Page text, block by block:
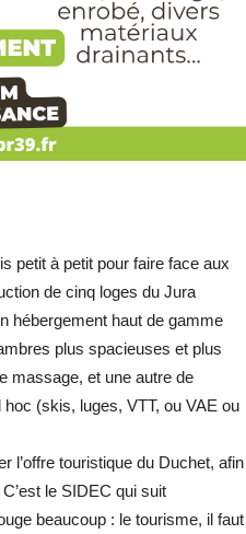
petit à petit pour faire face aux
de cinq loges du Jura
hébergement haut de gamme
plus spacieuses et plus
massage, et une autre de
(skis, luges, VTT, ou VAE ou
l’offre touristique du Duchet, afin
le SIDEC qui suit
beaucoup : le tourisme, il faut